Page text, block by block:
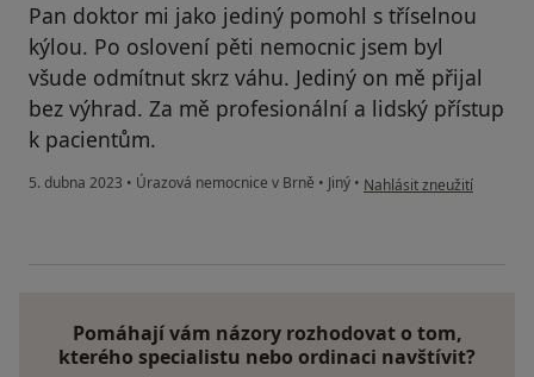
Pan doktor mi jako jediný pomohl s tříselnou
kýlou. Po oslovení pěti nemocnic jsem byl
všude odmítnut skrz váhu. Jediný on mě přijal
bez výhrad. Za mě profesionální a lidský přístup
k pacientům.
5. dubna 2023 • Úrazová nemocnice v Brně • Jiný • podle názoru uživatele
Nahlásit zneužití
Pomáhají vám názory rozhodovat o tom,
kterého specialistu nebo ordinaci navštívit?